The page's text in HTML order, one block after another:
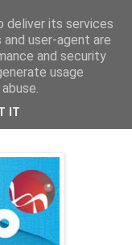
στα
deliver its services
user-agent are
and security
usage
IT